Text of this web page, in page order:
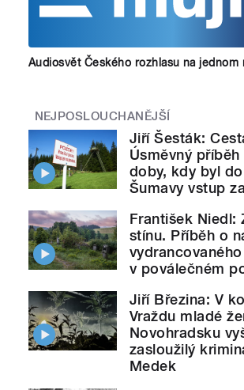
Audiosvět Českého rozhlasu na jednom
NEJPOSLOUCHANĚJŠÍ
Jiří Šesták:
Úsměvný
doby, kdy byl
Šumavy vstup
František Niedl:
stínu. Příběh o
v poválečném
Jiří Březina: V
Vraždu mladé
Novohradsku
zasloužilý
Medek